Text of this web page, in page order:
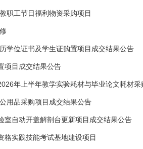
职工节日福利物资采购项目
学位证书及学生证购置项目成交结果公告
项目成交结果公告
年上半年教学实验耗材与毕业论文耗材
用品采购项目成交结果公告
室自动开盖解剖台更新项目成交结果公告
格实践技能考试基地建设项目